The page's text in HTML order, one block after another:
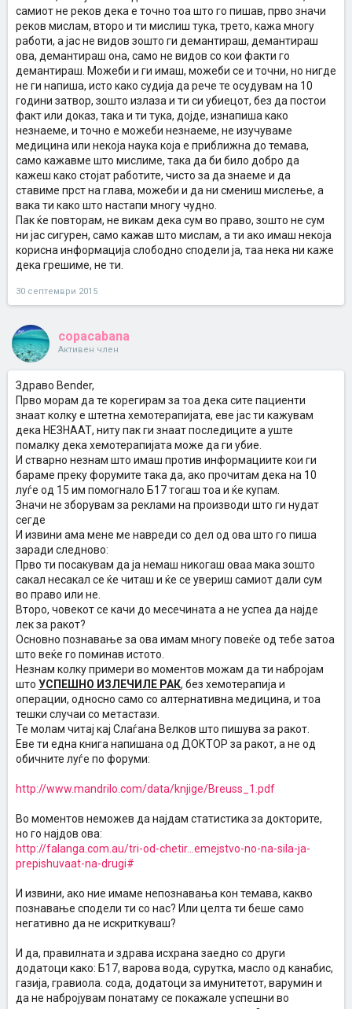
самиот не реков дека е точно тоа што го пишав, прво значи
реков мислам, второ и ти мислиш тука, трето, кажа многу
работи, а јас не видов зошто ги демантираш, демантираш
ова, демантираш она, само не видов со кои факти го
демантираш. Можеби и ги имаш, можеби се и точни, но нигде
не ги напиша, исто како судија да рече те осудувам на 10
години затвор, зошто излаза и ти си убиецот, без да постои
факт или доказ, така и ти тука, дојде, изнапиша како
незнаеме, и точно е можеби незнаеме, не изучуваме
медицина или некоја наука која е приближна до темава,
само кажавме што мислиме, така да би било добро да
кажеш како стојат работите, чисто за да знаеме и да
ставиме прст на глава, можеби и да ни смениш мислење, а
вака ти како што настапи многу чудно.
Пак ќе повторам, не викам дека сум во право, зошто не сум
ни јас сигурен, само кажав што мислам, а ти ако имаш некоја
корисна информација слободно сподели ја, таа нека ни каже
дека грешиме, не ти.
30 септември 2015
copacabana
Активен член
Здраво Bender,
Прво морам да те корегирам за тоа дека сите пациенти
знаат колку е штетна хемотерапијата, еве јас ти кажувам
дека НЕЗНААТ, ниту пак ги знаат последиците а уште
помалку дека хемотерапијата може да ги убие.
И стварно незнам што имаш против информациите кои ги
бараме преку форумите така да, ако прочитам дека на 10
луѓе од 15 им помогнало Б17 тогаш тоа и ќе купам.
Значи не зборувам за реклами на производи што ги нудат
сегде
И извини ама мене ме навреди со дел од ова што го пиша
заради следново:
Прво ти посакувам да ја немаш никогаш оваа мака зошто
сакал несакал се ќе читаш и ќе се увериш самиот дали сум
во право или не.
Второ, човекот се качи до месечината а не успеа да најде
лек за ракот?
Основно познавање за ова имам многу повеќе од тебе затоа
што веќе го поминав истото.
Незнам колку примери во моментов можам да ти набројам
што УСПЕШНО ИЗЛЕЧИЛЕ РАК, без хемотерапија и
операции, односно само со алтернативна медицина, и тоа
тешки случаи со метастази.
Те молам читај кај Слаѓана Велков што пишува за ракот.
Еве ти една книга напишана од ДОКТОР за ракот, а не од
обичните луѓе по форуми:
http://www.mandrilo.com/data/knjige/Breuss_1.pdf
Во моментов неможев да најдам статистика за докторите,
но го најдов ова:
http://falanga.com.au/tri-od-chetir...emejstvo-no-na-sila-ja-
prepishuvaat-na-drugi#
И извини, ако ние имаме непознавања кон темава, какво
познавање сподели ти со нас? Или целта ти беше само
негативно да не искриткуваш?
И да, правилната и здрава исхрана заедно со други
додатоци како: Б17, варова вода, сурутка, масло од канабис,
газија, гравиола. сода, додатоци за имунитетот, варумин и
да не набројувам понатаму се покажале успешни во